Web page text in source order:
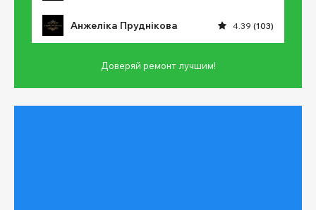
Анжеліка Пруднікова 4.39 (103)
Доверяй ремонт лучшим!